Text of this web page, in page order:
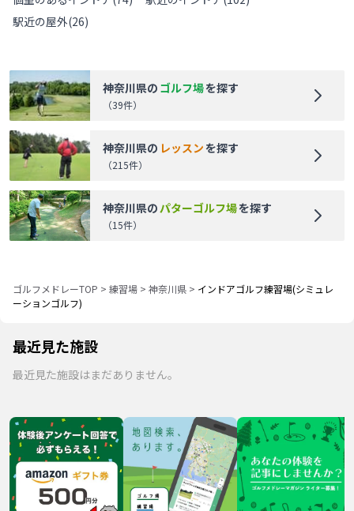
駅近の屋外(26)
神奈川県の ゴルフ場を探す
（39件）
神奈川県の レッスンを探す
（215件）
神奈川県のパターゴルフ場を探す
（15件）
ゴルフメドレーTOP > 練習場 > 神奈川県 > インドアゴルフ練習場(シミュレ
ーションゴルフ)
最近見た施設
最近見た施設はまだありません。